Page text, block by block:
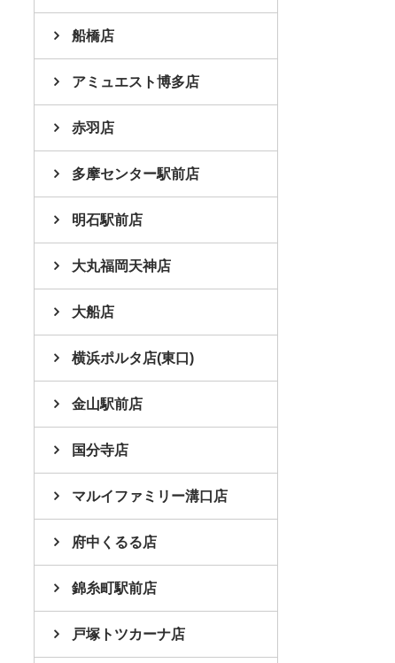
船橋店
アミュエスト博多店
赤羽店
多摩センター駅前店
明石駅前店
大丸福岡天神店
大船店
横浜ポルタ店(東口)
金山駅前店
国分寺店
マルイファミリー溝口店
府中くるる店
錦糸町駅前店
戸塚トツカーナ店